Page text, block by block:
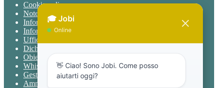
Cookie policy
Note legali
Informativa Privacy
Informativa Privacy chatbot Jobi
Ufficio Relazioni con il Pubblico
Dichiarazione di accessibilità
Obiettivi di accessibilità
Whistleblowing
Gestione consensi cookie
Amministrazione trasparente